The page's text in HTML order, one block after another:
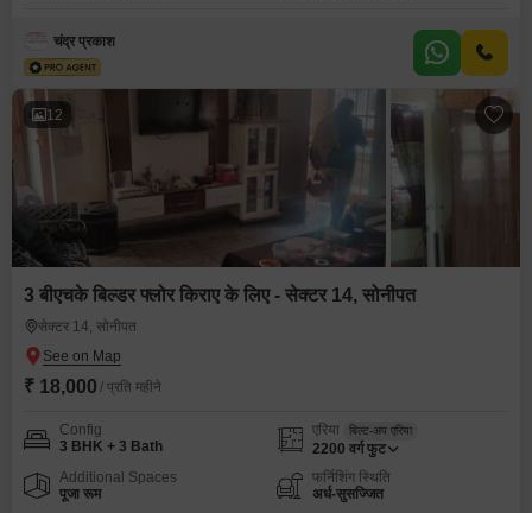
चंद्र प्रकाश
12
3 बीएचके बिल्डर फ्लोर किराए के लिए - सेक्टर 14, सोनीपत
सेक्टर 14, सोनीपत
₹ 18,000 / प्रति महीने
Config
3 BHK + 3 Bath
एरिया बिल्ट-अप एरिया
2200 वर्ग फुट
Additional Spaces
पूजा रूम
फर्निशिंग स्थिति
अर्ध-सुसज्जित